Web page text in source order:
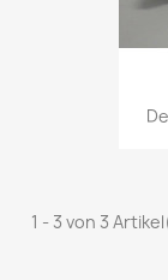
1 - 3 von 3